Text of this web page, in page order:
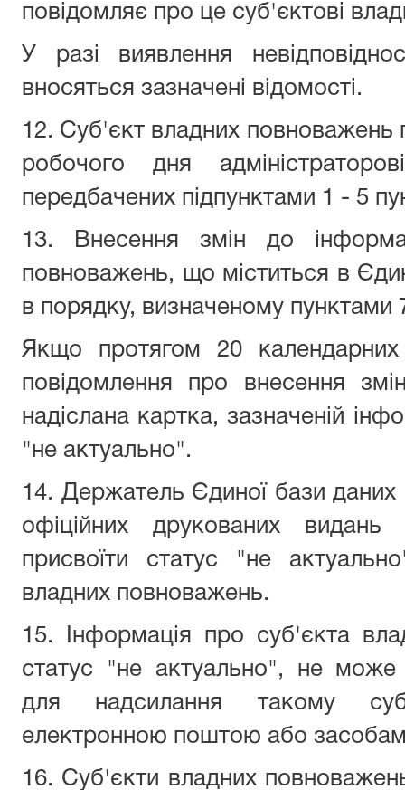
повідомляє про це суб'єктові
У разі виявлення
вносяться зазначені відомості.
12. Суб'єкт владних повноважень
робочого дня
передбачених підпунктами 1 - 5
13. Внесення змін до
повноважень, що міститься в
в порядку, визначеному
Якщо протягом 20
повідомлення про внесення
надіслана картка, зазначеній
"не актуально".
14. Держатель Єдиної бази даних
офіційних друкованих видань
присвоїти статус "не
владних повноважень.
15. Інформація про суб'єкта
статус "не актуально", не може
для надсилання такому
електронною поштою або
16. Суб'єкти владних